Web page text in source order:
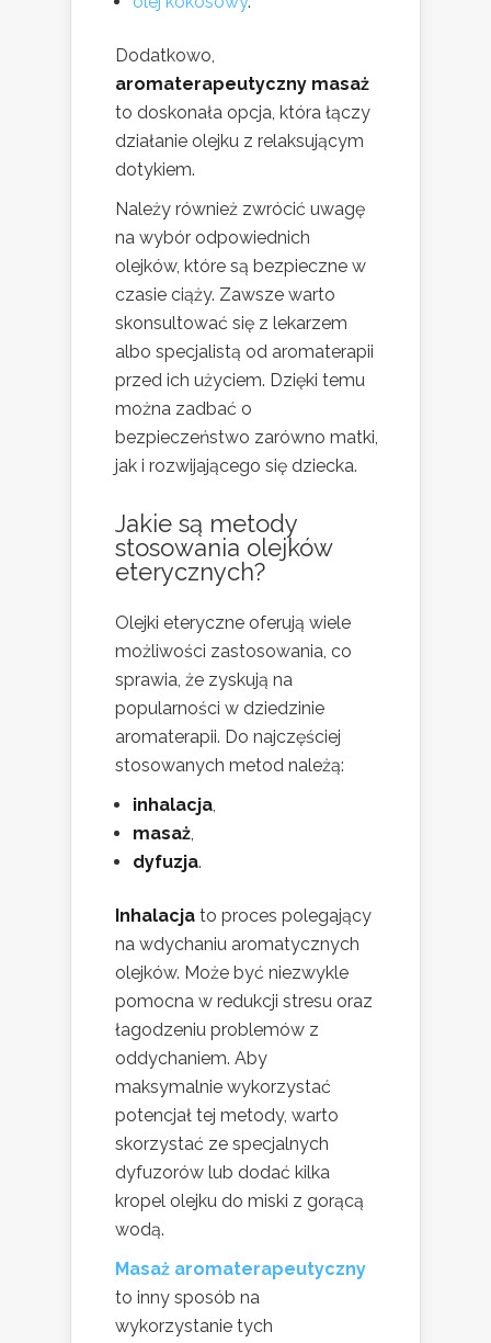
Dodatkowo,
aromaterapeutyczny masaż
to doskonała opcja, która łączy
działanie olejku z relaksującym
dotykiem.
Należy również zwrócić uwagę
na wybór odpowiednich
olejków, które są bezpieczne w
czasie ciąży. Zawsze warto
skonsultować się z lekarzem
albo specjalistą od aromaterapii
przed ich użyciem. Dzięki temu
można zadbać o
bezpieczeństwo zarówno matki,
jak i rozwijającego się dziecka.
Jakie są metody
stosowania olejków
eterycznych?
Olejki eteryczne oferują wiele
możliwości zastosowania, co
sprawia, że zyskują na
popularności w dziedzinie
aromaterapii. Do najczęściej
stosowanych metod należą:
inhalacja,
masaż,
dyfuzja.
Inhalacja to proces polegający
na wdychaniu aromatycznych
olejków. Może być niezwykle
pomocna w redukcji stresu oraz
łagodzeniu problemów z
oddychaniem. Aby
maksymalnie wykorzystać
potencjał tej metody, warto
skorzystać ze specjalnych
dyfuzorów lub dodać kilka
kropel olejku do miski z gorącą
wodą.
Masaż aromaterapeutyczny
to inny sposób na
wykorzystanie tych